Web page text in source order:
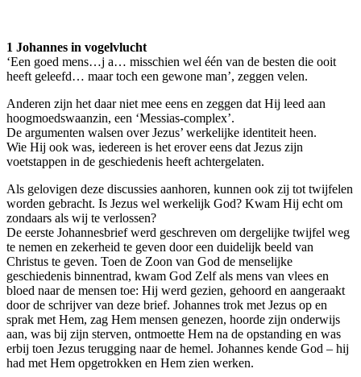
1 Johannes in vogelvlucht
‘Een goed mens…j a… misschien wel één van de besten die ooit
heeft geleefd… maar toch een gewone man’, zeggen velen.
Anderen zijn het daar niet mee eens en zeggen dat Hij leed aan
hoogmoedswaanzin, een ‘Messias-complex’.
De argumenten walsen over Jezus’ werkelijke identiteit heen.
Wie Hij ook was, iedereen is het erover eens dat Jezus zijn
voetstappen in de geschiedenis heeft achtergelaten.
Als gelovigen deze discussies aanhoren, kunnen ook zij tot twijfelen
worden gebracht. Is Jezus wel werkelijk God? Kwam Hij echt om
zondaars als wij te verlossen?
De eerste Johannesbrief werd geschreven om dergelijke twijfel weg
te nemen en zekerheid te geven door een duidelijk beeld van
Christus te geven. Toen de Zoon van God de menselijke
geschiedenis binnentrad, kwam God Zelf als mens van vlees en
bloed naar de mensen toe: Hij werd gezien, gehoord en aangeraakt
door de schrijver van deze brief. Johannes trok met Jezus op en
sprak met Hem, zag Hem mensen genezen, hoorde zijn onderwijs
aan, was bij zijn sterven, ontmoette Hem na de opstanding en was
erbij toen Jezus terugging naar de hemel. Johannes kende God – hij
had met Hem opgetrokken en Hem zien werken.